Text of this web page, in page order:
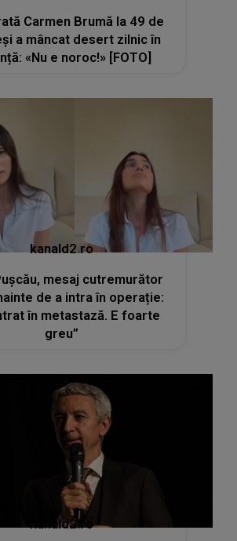
Carmen Brumă la 49 de
a mâncat desert zilnic în
«Nu e noroc!» [FOTO]
kanald2.ro
mesaj cutremurător
de a intra în operație:
în metastază. E foarte
greu”
kanald2.ro